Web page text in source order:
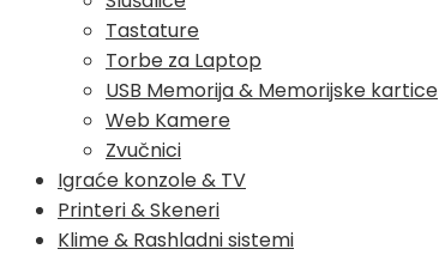
Tastature
Torbe za Laptop
USB Memorija & Memorijske kartice
Web Kamere
Zvučnici
Igraće konzole & TV
Printeri & Skeneri
Klime & Rashladni sistemi